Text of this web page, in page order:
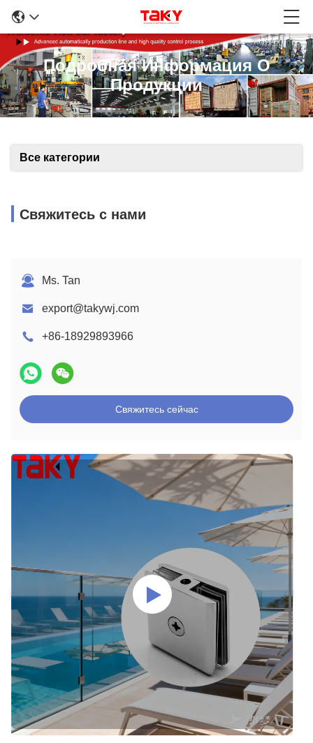
Подробная Информация О
Продукции
Все категории
Свяжитесь с нами
Ms. Tan
export@takywj.com
+86-18929893966
Свяжитесь сейчас